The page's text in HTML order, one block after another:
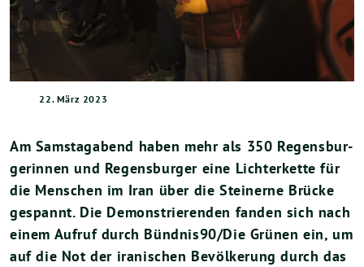
22. März 2023
Am Sams­tag­abend haben mehr als 350 Regens­bur­
ge­rin­nen und Regens­bur­ger eine Lich­ter­ket­te für
die Men­schen im Iran über die Stei­ner­ne Brü­cke
gespannt. Die Demons­trie­ren­den fan­den sich nach
einem Auf­ruf durch Bündnis90/Die Grü­nen ein, um
auf die Not der ira­ni­schen Bevöl­ke­rung durch das